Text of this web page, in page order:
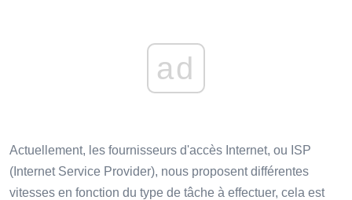
ad
Actuellement, les fournisseurs d'accès Internet, ou ISP
(Internet Service Provider), nous proposent différentes
vitesses en fonction du type de tâche à effectuer, cela est